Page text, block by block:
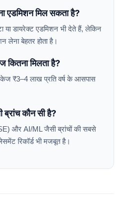
एडमिशन मिल सकता है?
डायरेक्ट एडमिशन भी देते हैं, लेकिन
लेना बेहतर होता है।
मिलता है?
₹3–4 लाख प्रति वर्ष के आसपास
ब्रांच कौन सी है?
और AI/ML जैसी ब्रांचों की सबसे
रिकॉर्ड भी मजबूत है।